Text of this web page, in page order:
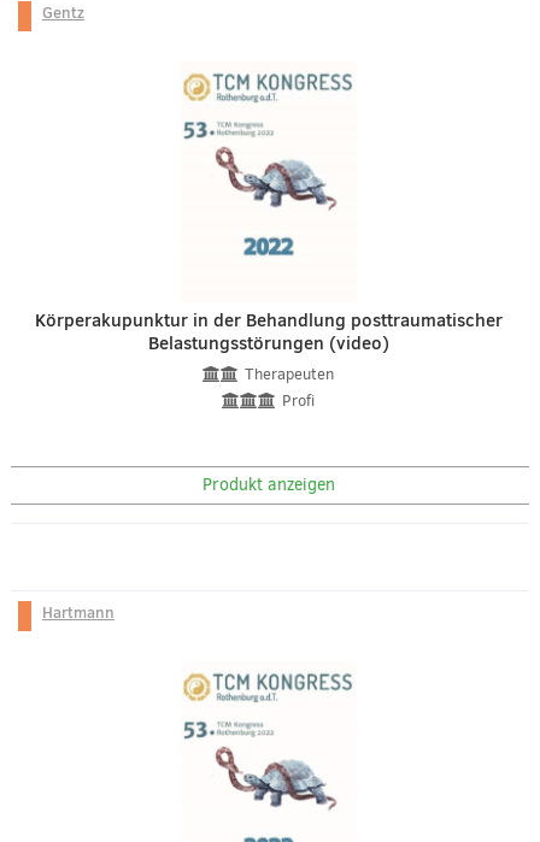
Gentz
Körperakupunktur in der Behandlung posttraumatischer
Belastungsstörungen (video)
Therapeuten
Profi
Produkt anzeigen
Hartmann